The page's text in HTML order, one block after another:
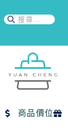
商品價位